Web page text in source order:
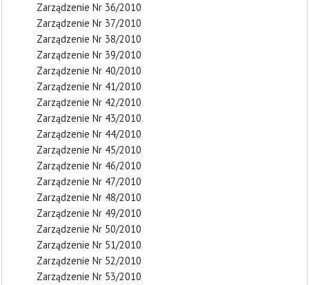
Zarządzenie Nr 36/2010
Zarządzenie Nr 37/2010
Zarządzenie Nr 38/2010
Zarządzenie Nr 39/2010
Zarządzenie Nr 40/2010
Zarządzenie Nr 41/2010
Zarządzenie Nr 42/2010
Zarządzenie Nr 43/2010
Zarządzenie Nr 44/2010
Zarządzenie Nr 45/2010
Zarządzenie Nr 46/2010
Zarządzenie Nr 47/2010
Zarządzenie Nr 48/2010
Zarządzenie Nr 49/2010
Zarządzenie Nr 50/2010
Zarządzenie Nr 51/2010
Zarządzenie Nr 52/2010
Zarządzenie Nr 53/2010